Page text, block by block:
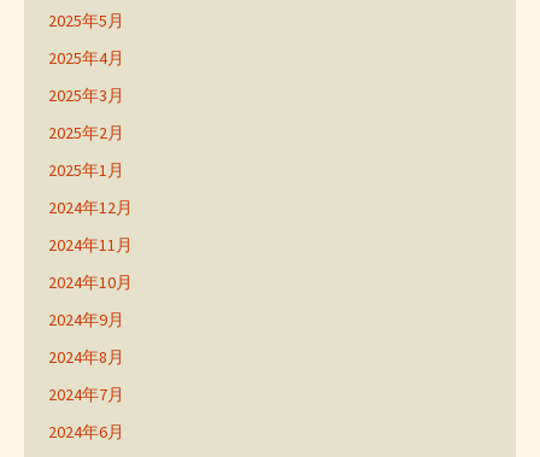
2025年5月
2025年4月
2025年3月
2025年2月
2025年1月
2024年12月
2024年11月
2024年10月
2024年9月
2024年8月
2024年7月
2024年6月